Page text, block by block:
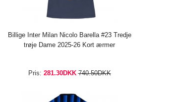
Billige Inter Milan Nicolo Barella #23 Tredje
trøje Dame 2025-26 Kort ærmer
Pris: 281.30DKK 740.50DKK